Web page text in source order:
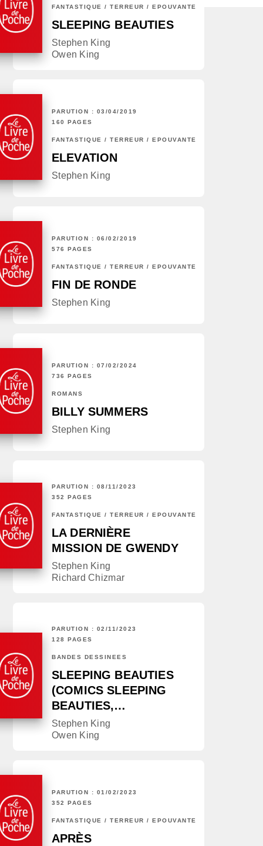
FANTASTIQUE / TERREUR / EPOUVANTE
SLEEPING BEAUTIES
Stephen King
Owen King
PARUTION : 03/04/2019
160 PAGES
FANTASTIQUE / TERREUR / EPOUVANTE
ELEVATION
Stephen King
PARUTION : 06/02/2019
576 PAGES
FANTASTIQUE / TERREUR / EPOUVANTE
FIN DE RONDE
Stephen King
PARUTION : 07/02/2024
736 PAGES
ROMANS
BILLY SUMMERS
Stephen King
PARUTION : 08/11/2023
352 PAGES
FANTASTIQUE / TERREUR / EPOUVANTE
LA DERNIÈRE
MISSION DE GWENDY
Stephen King
Richard Chizmar
PARUTION : 02/11/2023
128 PAGES
BANDES DESSINÉES
SLEEPING BEAUTIES
(COMICS SLEEPING
BEAUTIES,…
Stephen King
Owen King
PARUTION : 01/02/2023
352 PAGES
FANTASTIQUE / TERREUR / EPOUVANTE
APRÈS